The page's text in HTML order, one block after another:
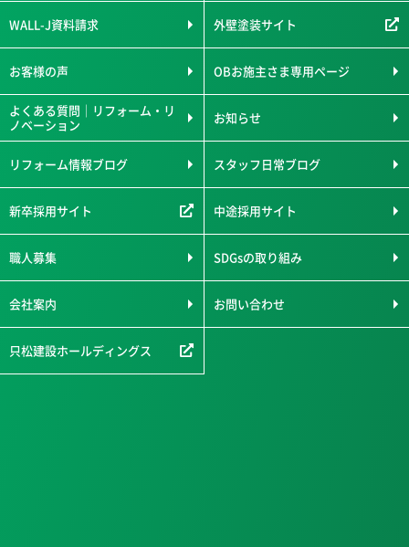
WALL-J資料請求 外壁塗装サイト
お客様の声 OBお施主さま専用ページ
よくある質問｜リフォーム・リ
ノベーション
お知らせ
リフォーム情報ブログ スタッフ日常ブログ
新卒採用サイト 中途採用サイト
職人募集 SDGsの取り組み
会社案内 お問い合わせ
只松建設ホールディングス